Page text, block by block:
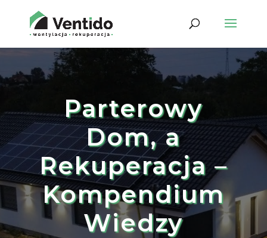
Parterowy
Dom, a
Rekuperacja –
Kompendium
Wiedzy